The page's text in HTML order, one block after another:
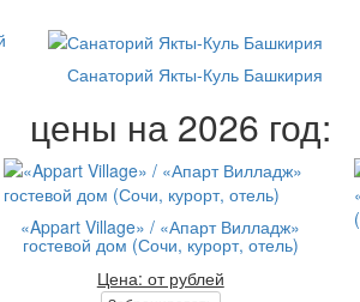
Санаторий Якты-Куль Башкирия
цены на 2026 год:
«Appart Village» / «Апарт Вилладж»
гостевой дом (Сочи, курорт, отель)
Цена: от рублей